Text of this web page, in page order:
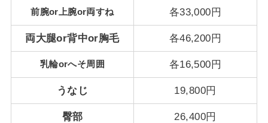
前腕or上腕or両すね 各33,000円
両大腿or背中or胸毛 各46,200円
乳輪orへそ周囲 各16,500円
うなじ 19,800円
臀部 26,400円